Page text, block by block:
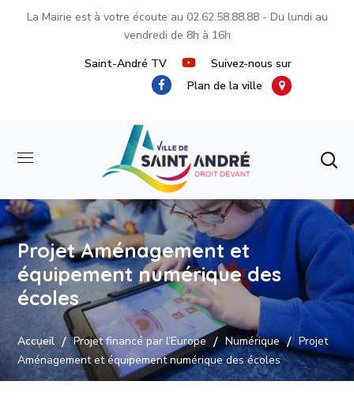
La Mairie est à votre écoute au 02.62.58.88.88- Du lundi au
vendredi de 8h à 16h
Saint-André TV
Suivez-nous sur
Plan de la ville
Projet Aménagement et
équipement numérique des
écoles
Accueil Projet financé par l’Europe Numérique
Projet
Aménagement et équipement numérique des écoles